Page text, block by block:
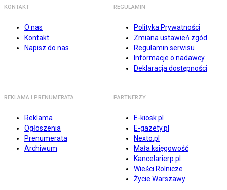
KONTAKT
O nas
Kontakt
Napisz do nas
REGULAMIN
Polityka Prywatności
Zmiana ustawień zgód
Regulamin serwisu
Informacje o nadawcy
Deklaracja dostępności
REKLAMA I PRENUMERATA
Reklama
Ogłoszenia
Prenumerata
Archiwum
PARTNERZY
E-kiosk.pl
E-gazety.pl
Nexto.pl
Mała księgowość
Kancelarierp.pl
Wieści Rolnicze
Życie Warszawy